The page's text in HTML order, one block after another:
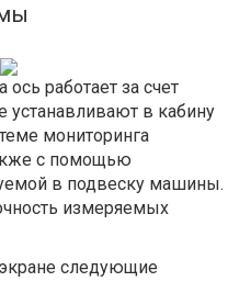
ось работает за счет
устанавливают в кабину
мониторинга
с помощью
в подвеску машины.
измеряемых
следующие